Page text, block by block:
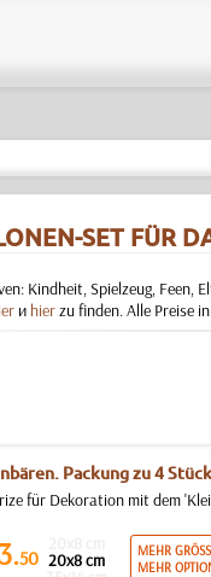
SET FÜR
Kindheit, Spielzeug, Feen,
и hierzu finden. Alle Preise
Packung zu 4
für Dekoration mit dem
50 20x8 cm
MEHR
MEHR